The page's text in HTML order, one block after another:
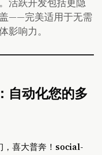
——完美适用于无需
影响力。
自动化您的多
喜大普奔！ social-